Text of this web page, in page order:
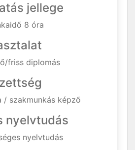
jellege
8 óra
friss diplomás
/ szakmunkás képző
nyelvtudás
nyelvtudás